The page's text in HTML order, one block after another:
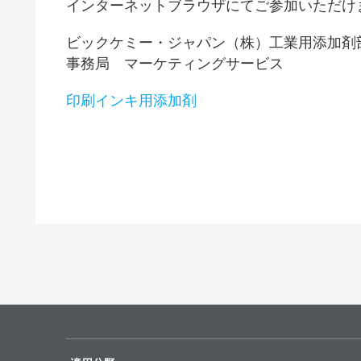
インターネットブラウザにてご参加いただけ
ビックケミー・ジャパン（株）工業用添加剤
事務局 マーケティングサービス
印刷インキ用添加剤